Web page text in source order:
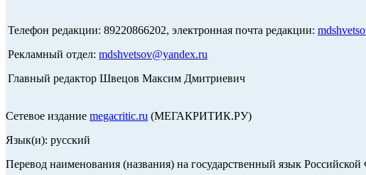
Телефон редакции: 89220866202, электронная почта редакции:
Рекламный отдел: mdshvetsov@yandex.ru
Главный редактор Швецов Максим Дмитриевич
Сетевое издание megacritic.ru (МЕГАКРИТИК.РУ)
Язык(и): русский
Перевод наименования (названия) на государственный язык